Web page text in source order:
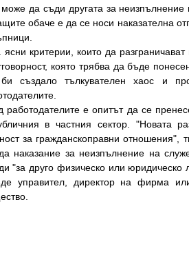
да съди другата за
обаче е да се носи наказателна
критерии, които да
която трябва да бъде
би създало тълкувателен хаос и
работодателите е опитът да се
в частния сектор. "Новата
за гражданскоправни отношения",
наказание за неизпълнение на
"за друго физическо или
управител, директор на фирма